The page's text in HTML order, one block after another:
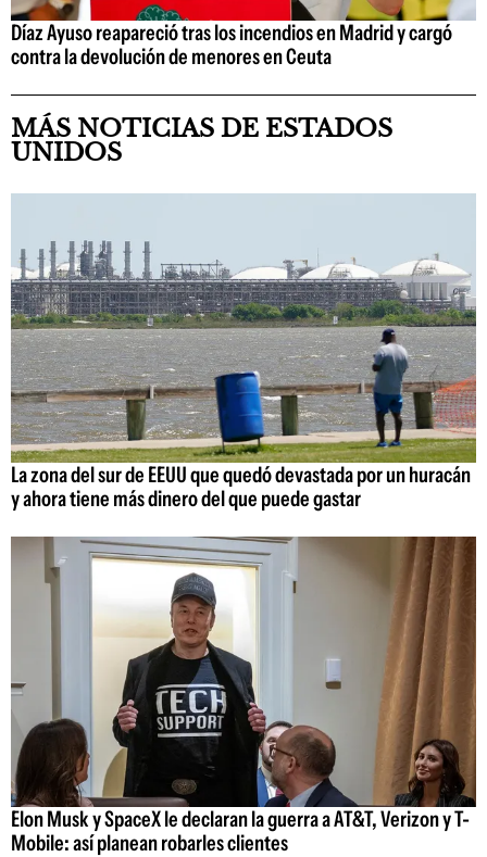
Díaz Ayuso reapareció tras los incendios en Madrid y cargó
contra la devolución de menores en Ceuta
MÁS NOTICIAS DE ESTADOS
UNIDOS
La zona del sur de EEUU que quedó devastada por un huracán
y ahora tiene más dinero del que puede gastar
Elon Musk y SpaceX le declaran la guerra a AT&T, Verizon y T-
Mobile: así planean robarles clientes